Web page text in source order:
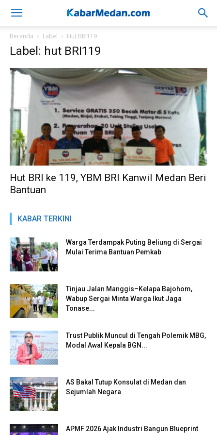
Beranda Label Hut BRI119
Label: hut BRI119
Hut BRI ke 119, YBM BRI Kanwil Medan Beri
Bantuan
KABAR TERKINI
Warga Terdampak Puting Beliung di Sergai
Mulai Terima Bantuan Pemkab
Tinjau Jalan Manggis–Kelapa Bajohom,
Wabup Sergai Minta Warga Ikut Jaga
Tonase...
Trust Publik Muncul di Tengah Polemik MBG,
Modal Awal Kepala BGN...
AS Bakal Tutup Konsulat di Medan dan
Sejumlah Negara
APMF 2026 Ajak Industri Bangun Blueprint